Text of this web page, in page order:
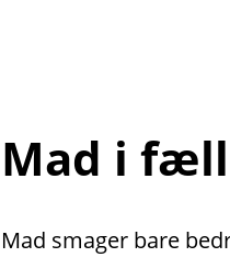
Mad i
Mad smager bare